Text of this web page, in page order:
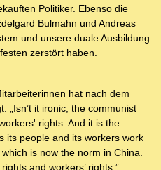
Politiker. Ebenso die
Bulmahn und Andreas
und unsere duale Ausbildung
zerstört haben.
hat nach dem
„Isn’t it ironic, the communist
rights. And it is the
its people and its workers work
is now the norm in China.
and workers’ rights.”